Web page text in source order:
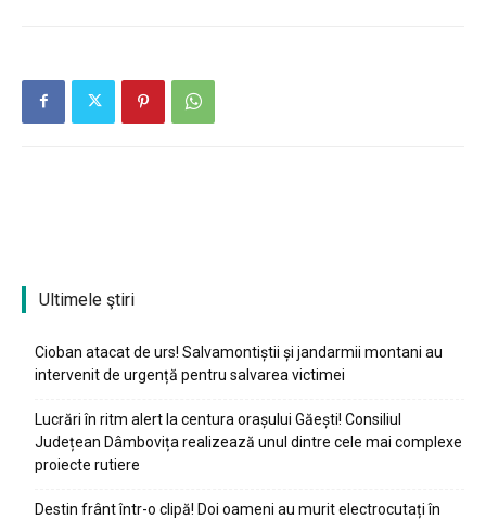
Ultimele ştiri
Cioban atacat de urs! Salvamontiștii și jandarmii montani au
intervenit de urgență pentru salvarea victimei
Lucrări în ritm alert la centura orașului Găești! Consiliul
Județean Dâmbovița realizează unul dintre cele mai complexe
proiecte rutiere
Destin frânt într-o clipă! Doi oameni au murit electrocutați în